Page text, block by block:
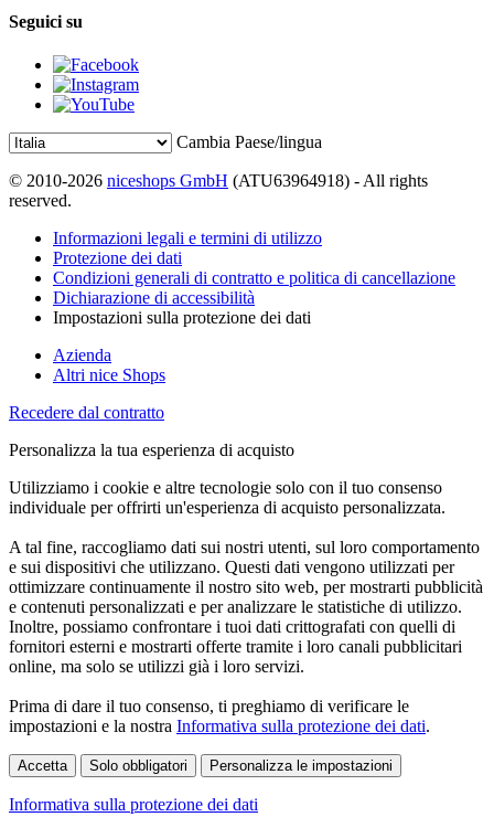
Seguici su
Cambia Paese/lingua
© 2010-2026 niceshops GmbH (ATU63964918) - All rights
reserved.
Informazioni legali e termini di utilizzo
Protezione dei dati
Condizioni generali di contratto e politica di cancellazione
Dichiarazione di accessibilità
Impostazioni sulla protezione dei dati
Azienda
Altri nice Shops
Recedere dal contratto
Personalizza la tua esperienza di acquisto
Utilizziamo i cookie e altre tecnologie solo con il tuo consenso
individuale per offrirti un'esperienza di acquisto personalizzata.
A tal fine, raccogliamo dati sui nostri utenti, sul loro comportamento
e sui dispositivi che utilizzano. Questi dati vengono utilizzati per
ottimizzare continuamente il nostro sito web, per mostrarti pubblicità
e contenuti personalizzati e per analizzare le statistiche di utilizzo.
Inoltre, possiamo confrontare i tuoi dati crittografati con quelli di
fornitori esterni e mostrarti offerte tramite i loro canali pubblicitari
online, ma solo se utilizzi già i loro servizi.
Prima di dare il tuo consenso, ti preghiamo di verificare le
impostazioni e la nostra Informativa sulla protezione dei dati.
Accetta Solo obbligatori Personalizza le impostazioni
Informativa sulla protezione dei dati